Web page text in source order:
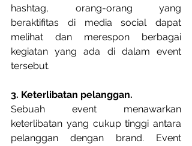
hashtag, orang-orang yang
beraktifitas di media social dapat
melihat dan merespon berbagai
kegiatan yang ada di dalam event
tersebut.
3. Keterlibatan pelanggan.
Sebuah event menawarkan
keterlibatan yang cukup tinggi antara
pelanggan dengan brand. Event